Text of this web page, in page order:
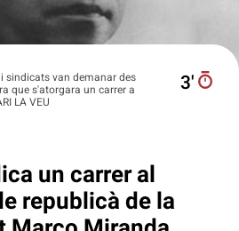
sindicats van demanar des
que s'atorgara un carrer a
LA VEU
3′
un carrer al
republicà de la